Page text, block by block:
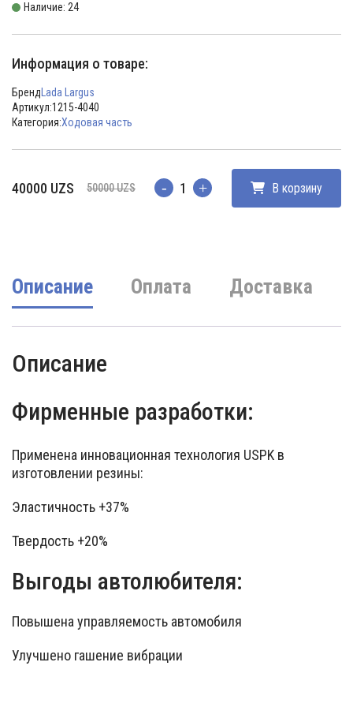
Наличие: 24
Информация о товаре:
Бренд Lada Largus
Артикул:1215-4040
Категория:Ходовая часть
50000UZS
Первоначальная
40000 UZS
Текущая
Количество В корзину
Описание Оплата Доставка
Описание
Фирменные разработки:
Применена инновационная технология USPK в
изготовлении резины:
Эластичность +37%
Твердость +20%
Выгоды автолюбителя:
Повышена управляемость автомобиля
Улучшено гашение вибрации